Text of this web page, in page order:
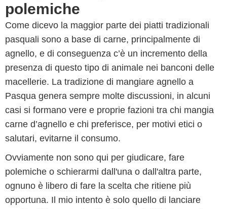
polemiche
Come dicevo la maggior parte dei piatti tradizionali
pasquali sono a base di carne, principalmente di
agnello, e di conseguenza c’è un incremento della
presenza di questo tipo di animale nei banconi delle
macellerie. La tradizione di mangiare agnello a
Pasqua genera sempre molte discussioni, in alcuni
casi si formano vere e proprie fazioni tra chi mangia
carne d’agnello e chi preferisce, per motivi etici o
salutari, evitarne il consumo.
Ovviamente non sono qui per giudicare, fare
polemiche o schierarmi dall'una o dall'altra parte,
ognuno è libero di fare la scelta che ritiene più
opportuna. Il mio intento è solo quello di lanciare